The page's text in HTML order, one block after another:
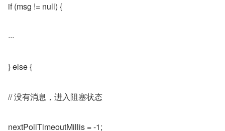
if (msg != null) {
···
} else {
// 没有消息，进入阻塞状态
nextPollTimeoutMillis = -1;